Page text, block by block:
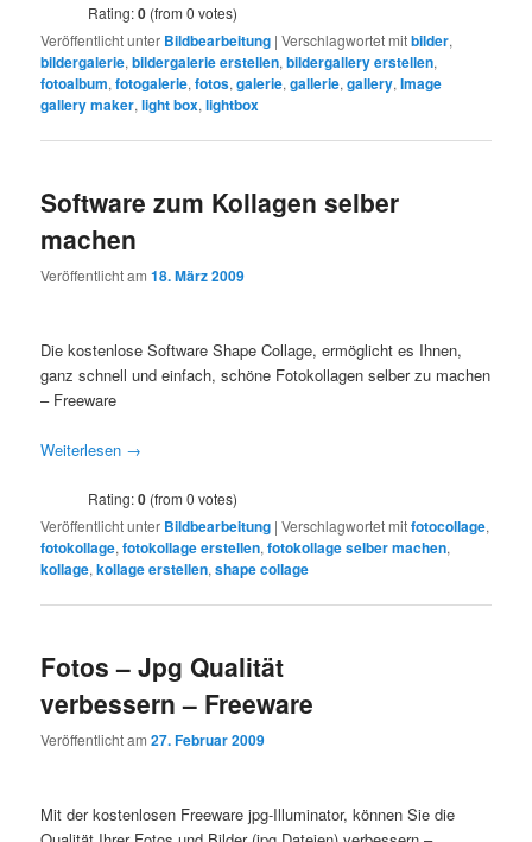
Rating:0 (from 0 votes)
Veröffentlicht unter Bildbearbeitung |Verschlagwortet mitbilder,
bildergalerie,bildergalerie erstellen,bildergallery erstellen,
fotoalbum,fotogalerie,fotos,galerie,gallerie,gallery,Image
gallery maker,light box,lightbox
Software zum Kollagen selber
machen
Veröffentlicht am18. März 2009
Die kostenlose Software Shape Collage, ermöglicht es Ihnen,
ganz schnell und einfach, schöne Fotokollagen selber zu machen
– Freeware
Weiterlesen →
Rating:0 (from 0 votes)
Veröffentlicht unter Bildbearbeitung |Verschlagwortet mitfotocollage,
fotokollage,fotokollage erstellen,fotokollage selber machen,
kollage,kollage erstellen,shape collage
Fotos – Jpg Qualität
verbessern – Freeware
Veröffentlicht am27. Februar 2009
Mit der kostenlosen Freeware jpg-Illuminator, können Sie die